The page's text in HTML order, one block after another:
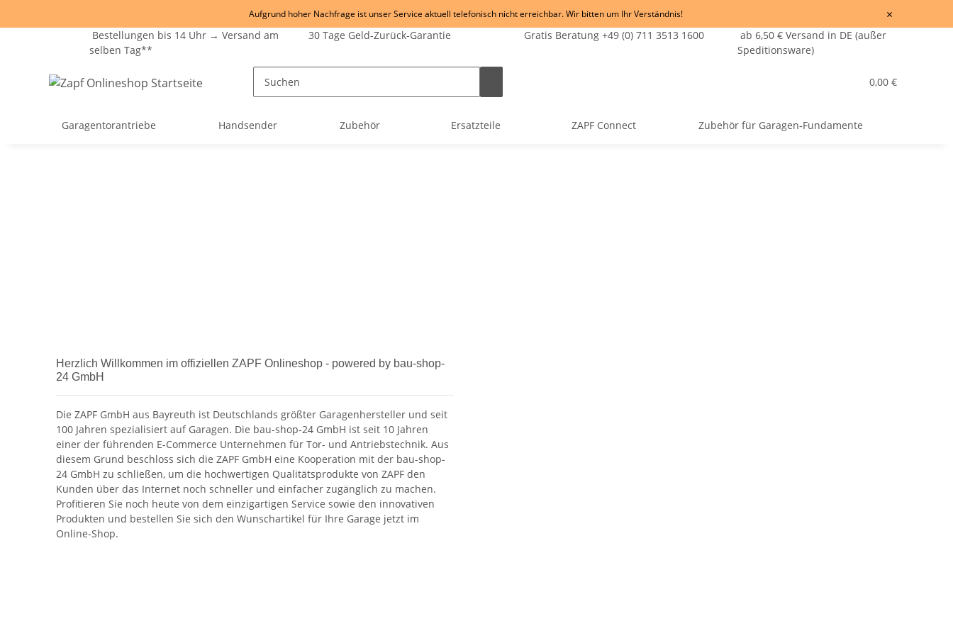
Aufgrund hoher Nachfrage ist unser Service aktuell telefonisch nicht erreichbar. Wir bitten um Ihr Verständnis! ×
Bestellungen bis 14 Uhr → Versand am
selben Tag**
30 Tage Geld-Zurück-Garantie Gratis Beratung +49 (0) 711 3513 1600
ab 6,50 € Versand in DE (außer
Speditionsware)
0,00 €
Garagentorantriebe Handsender Zubehör Ersatzteile ZAPF Connect Zubehör für Garagen-Fundamente
Herzlich Willkommen im offiziellen ZAPF Onlineshop - powered by bau-shop-
24 GmbH
Die ZAPF GmbH aus Bayreuth ist Deutschlands größter Garagenhersteller und seit
100 Jahren spezialisiert auf Garagen. Die bau-shop-24 GmbH ist seit 10 Jahren
einer der führenden E-Commerce Unternehmen für Tor- und Antriebstechnik. Aus
diesem Grund beschloss sich die ZAPF GmbH eine Kooperation mit der bau-shop-
24 GmbH zu schließen, um die hochwertigen Qualitätsprodukte von ZAPF den
Kunden über das Internet noch schneller und einfacher zugänglich zu machen.
Profitieren Sie noch heute von dem einzigartigen Service sowie den innovativen
Produkten und bestellen Sie sich den Wunschartikel für Ihre Garage jetzt im
Online-Shop.